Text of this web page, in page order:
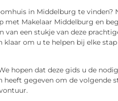
in Middelburg te vinden?
met Makelaar Middelburg en
van een stukje van deze
klaar om u te helpen bij elke
hopen dat deze gids u de
heeft gegeven om de volgende